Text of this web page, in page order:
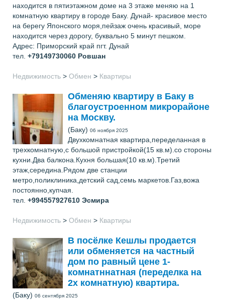
находится в пятиэтажном доме на 3 этаже меняю на 1
комнатную квартиру в городе Баку. Дунай- красивое место
на берегу Японского моря,пейзаж очень красивый, море
находится через дорогу, буквально 5 минут пешком.
Адрес: Приморский край пгт. Дунай
тел. +79149730060 Ровшан
Недвижимость > Обмен > Квартиры
Обменяю квартиру в Баку в
благоустроенном микрорайоне
на Москву.
(Баку) 06 ноября 2025
Двухкомнатная квартира,переделанная в
трехкомнатную,с большой пристройкой(15 кв.м).со стороны
кухни.Два балкона.Кухня большая(10 кв.м).Третий
этаж,середина.Рядом две станции
метро,поликлиника,детский сад,семь маркетов.Газ,вожа
постоянно,купчая.
тел. +994557927610 Эсмира
Недвижимость > Обмен > Квартиры
В посёлке Кешлы продается
или обменяется на частный
дом по равный цене 1-
комнатннатная (переделка на
2х комнатную) квартира.
(Баку) 06 сентября 2025